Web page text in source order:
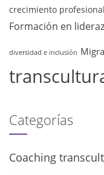
crecimiento profesional
Formación en
diversidad e inclusión
Categorías
Coaching